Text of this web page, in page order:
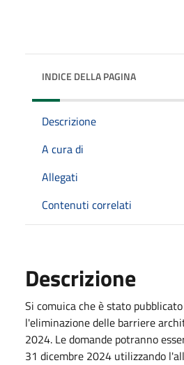
INDICE DELLA PAGINA
Descrizione
A cura di
Allegati
Contenuti correlati
Descrizione
Si comuica che è stato
l'eliminazione delle barriere
2024. Le domande potranno
31 dicembre 2024 utilizzando